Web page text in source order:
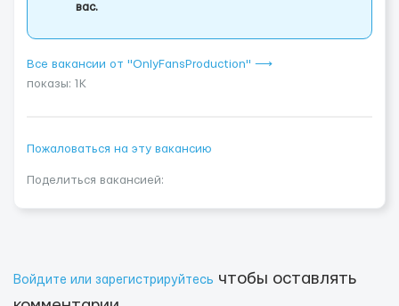
вас.
Все вакансии от "OnlyFansProduction" ⟶
показы: 1K
Пожаловаться на эту вакансию
Поделиться вакансией:
Войдите или зарегистрируйтесь чтобы оставлять